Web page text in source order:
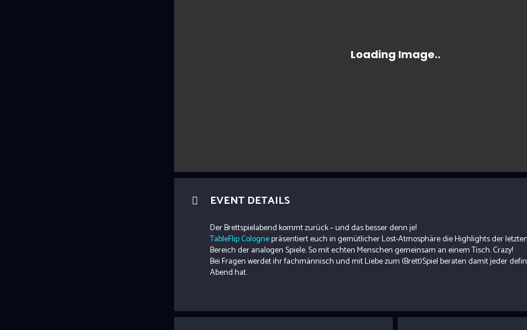
EVENT DETAILS
Der Brettspielabend kommt zurück – und das besser denn je!
TableFlip Colognepräsentiert euch in gemütlicher Lost-Atmosphäre die Highlights der
Bereich der analogen Spiele. So mit echten Menschen gemeinsam an einem Tisch. Crazy!
Bei Fragen werdet ihr fachmännisch und mit Liebe zum (Brett)Spiel beraten damit jeder
Abend hat.